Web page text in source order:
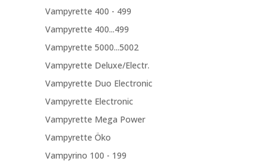
Vampyrette 400 - 499
Vampyrette 400...499
Vampyrette 5000...5002
Vampyrette Deluxe/Electr.
Vampyrette Duo Electronic
Vampyrette Electronic
Vampyrette Mega Power
Vampyrette Öko
Vampyrino 100 - 199